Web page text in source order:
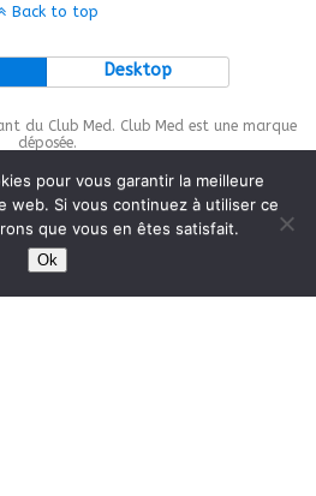
Back to top
Desktop
du Club Med. Club Med est une marque
déposée.
bywp-copyrightpro.com
pour vous garantir la meilleure
web. Si vous continuez à utiliser ce
que vous en êtes satisfait.
Ok